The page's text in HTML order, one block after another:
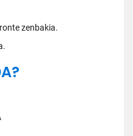
zenbakia.